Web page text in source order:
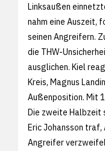
Linksaußen
nahm eine Auszeit,
seinen Angreifern.
die THW-
ausglichen. Kiel
Kreis, Magnus
Außenposition. Mit
Die zweite Halbzeit
Eric Johansson
Angreifer